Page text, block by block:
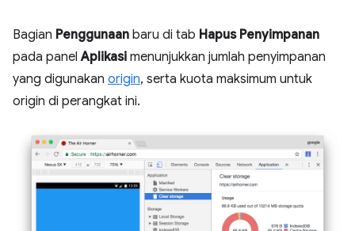
Bagian Penggunaan baru di tab Hapus Penyimpanan
pada panelAplikasi menunjukkan jumlah penyimpanan
yang digunakan origin, serta kuota maksimum untuk
origin di perangkat ini.